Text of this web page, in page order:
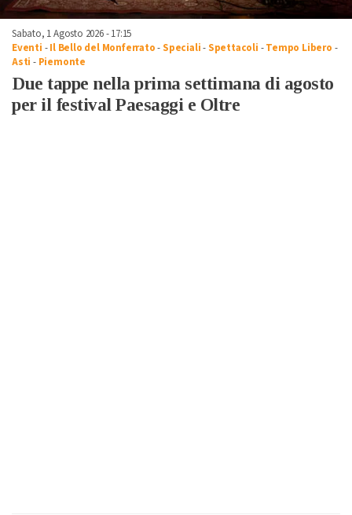
Sabato, 1 Agosto 2026 - 17:15
Eventi -Il Bello del Monferrato-Speciali-Spettacoli -Tempo Libero -
Asti - Piemonte
Due tappe nella prima settimana di agosto
per il festival Paesaggi e Oltre